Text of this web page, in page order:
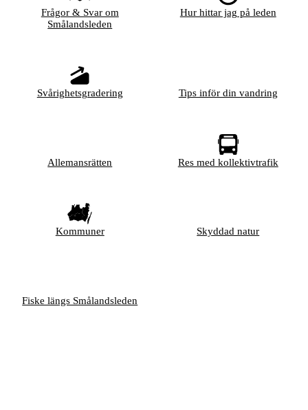
Frågor & Svar om
Smålandsleden
Hur hittar jag på leden
Svårighetsgradering Tips inför din vandring
Allemansrätten Res med kollektivtrafik
Kommuner Skyddad natur
Fiske längs Smålandsleden